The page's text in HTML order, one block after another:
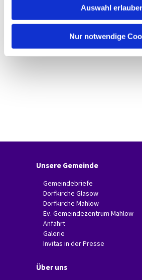
Auswahl
Nur notwendige
Unsere Gemeinde
Gemeindebriefe
Dorfkirche Glasow
Dorfkirche Mahlow
Ev. Gemeindezentrum Mahlow
Anfahrt
Galerie
Invitas in der Presse
Über uns